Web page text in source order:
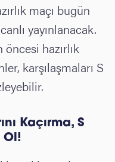
maçı bugün
yayınlanacak.
hazırlık
karşılaşmaları S
Kaçırma, S
Ol!